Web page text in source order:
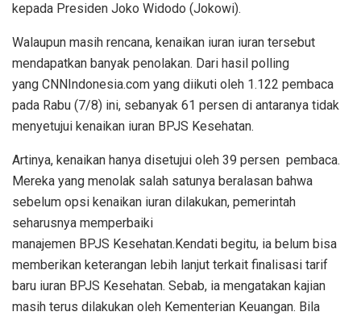
kepada Presiden Joko Widodo (Jokowi).
Walaupun masih rencana, kenaikan iuran iuran tersebut
mendapatkan banyak penolakan. Dari hasil polling
yang CNNIndonesia.com yang diikuti oleh 1.122 pembaca
pada Rabu (7/8) ini, sebanyak 61 persen di antaranya tidak
menyetujui kenaikan iuran BPJS Kesehatan.
Artinya, kenaikan hanya disetujui oleh 39 persen pembaca.
Mereka yang menolak salah satunya beralasan bahwa
sebelum opsi kenaikan iuran dilakukan, pemerintah
seharusnya memperbaiki
manajemen BPJS Kesehatan.Kendati begitu, ia belum bisa
memberikan keterangan lebih lanjut terkait finalisasi tarif
baru iuran BPJS Kesehatan. Sebab, ia mengatakan kajian
masih terus dilakukan oleh Kementerian Keuangan. Bila